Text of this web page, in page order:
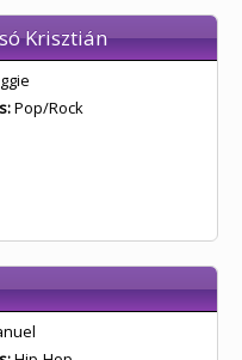
Krisztián
Pop/Rock